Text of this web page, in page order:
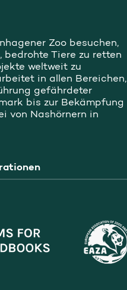
Zoo besuchen,
bedrohte Tiere zu retten
weltweit zu
in allen Bereichen,
gefährdeter
bis zur Bekämpfung
von Nashörnern in